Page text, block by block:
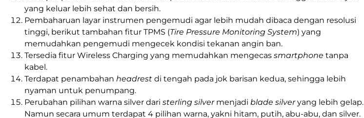
yang keluar lebih sehat dan bersih.
Pembaharuan layar instrumen pengemudi agar lebih mudah dibaca dengan resolusi
tinggi, berikut tambahan fitur TPMS (Tire Pressure Monitoring System) yang
memudahkan pengemudi mengecek kondisi tekanan angin ban.
Tersedia fitur Wireless Charging yang memudahkan mengecas smartphone tanpa
kabel.
Terdapat penambahan headrest di tengah pada jok barisan kedua, sehingga lebih
nyaman untuk penumpang.
Perubahan pilihan warna silver dari sterling silvermenjadi blade silveryang lebih gelap.
Namun secara umum terdapat 4 pilihan warna, yakni hitam, putih, abu-abu, dan silver.